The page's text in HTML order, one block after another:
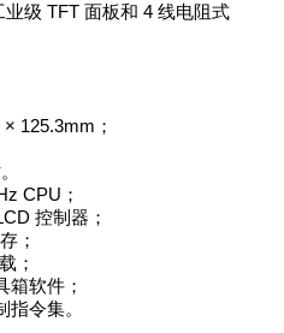
业级 TFT 面板和 4 线电阻式
125.3mm；
CPU；
控制器；
；
；
箱软件；
令集。